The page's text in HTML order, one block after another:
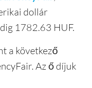
dollár
1782.63 HUF.
a következő
Az ő díjuk